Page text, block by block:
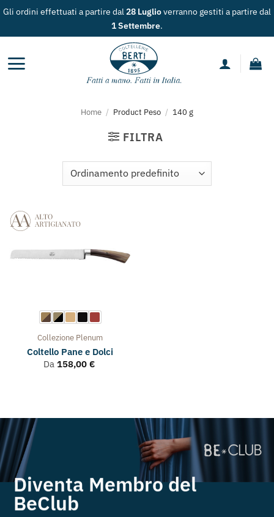
Salta
Gli ordini effettuati a partire dal28 Luglioverranno gestiti a partire dal
1 Settembre.
Home / Product Peso / 140 g
FILTRA
Collezione Plenum
Coltello Pane e Dolci
Da 158,00 €
Diventa Membro del
BeClub